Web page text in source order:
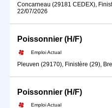
Concarneau (29181 CEDEX),
22/07/2026
Poissonnier (H/F)
Emploi Actual
Pleuven (29170), Finistère (29),
Poissonnier (H/F)
Emploi Actual